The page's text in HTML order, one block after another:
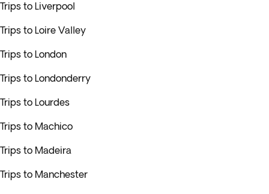
Trips to Liverpool
Trips to Loire Valley
Trips to London
Trips to Londonderry
Trips to Lourdes
Trips to Machico
Trips to Madeira
Trips to Manchester